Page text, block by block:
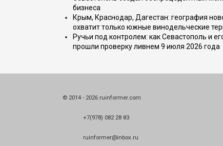
бизнеса
Крым, Краснодар, Дагестан: география
охватит только южные винодельческие
Ручьи под контролем: как Севастополь и
прошли проверку ливнем 9 июля 2026 года
© 2014 - 2026 ruinformer.com
+7(978) 082 28 83
ruinformer@inbox.ru